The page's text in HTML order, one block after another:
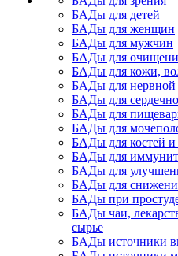
БАДы для детей
БАДы для женщин
БАДы для мужчин
БАДы для
БАДы для кожи,
БАДы для нервной
БАДы для
БАДы для
БАДы для
БАДы для костей и
БАДы для
БАДы для
БАДы для
БАДы при
БАДы чаи,
сырье
БАДы источники